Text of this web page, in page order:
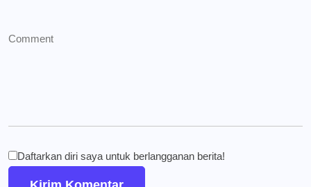
Daftarkan diri saya untuk berlangganan berita!